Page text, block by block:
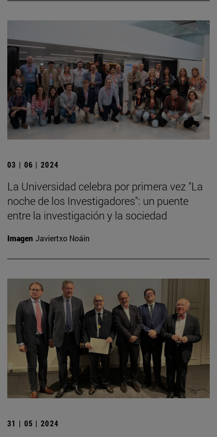
03 | 06 | 2024
La Universidad celebra por primera vez "La
noche de los Investigadores": un puente
entre la investigación y la sociedad
Imagen Javiertxo Noáin
31 | 05 | 2024